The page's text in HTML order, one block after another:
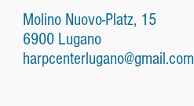
Molino Nuovo-Platz, 15
6900 Lugano
harpcenterlugano@gmail.com